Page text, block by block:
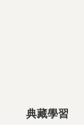
典藏學習